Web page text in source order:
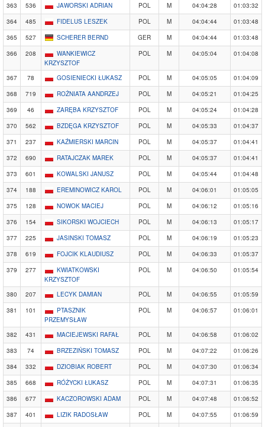
363 536 JAWORSKI ADRIAN POL M 04:04:28
01:03:32
364
485 FIDELUS LESZEK POL M 04:04:44
01:03:48
365
527 SCHERER BERND GER M 04:04:44
01:03:48
366
208
WANKIEWICZ
KRZYSZTOF
POL M 04:05:04 01:04:08
367 78 GOSIENIECKI ŁUKASZ POL M 04:05:05
01:04:09
368
719 ROŻNIATA AANDRZEJ POL M 04:05:21
01:04:25
369
46 ZARĘBA KRZYSZTOF POL M 04:05:24
01:04:28
370
562 BZDĘGA KRZYSZTOF POL M 04:05:33
01:04:37
371
237 KAŹMIERSKI MARCIN POL M 04:05:37
01:04:41
372
690 RATAJCZAK MAREK POL M 04:05:37
01:04:41
373
601 KOWALSKI JANUSZ POL M 04:05:44
01:04:48
374
188 EREMINOWICZ KAROL POL M 04:06:01
01:05:05
375
128 NOWOK MACIEJ POL M 04:06:12
01:05:16
376
154 SIKORSKI WOJCIECH POL M 04:06:13
01:05:17
377
225 JASINSKI TOMASZ POL M 04:06:19
01:05:23
378
619 FOJCIK KLAUDIUSZ POL M 04:06:33
01:05:37
379
277
KWIATKOWSKI
KRZYSZTOF
POL M 04:06:50 01:05:54
380 207 LECYK DAMIAN POL M 04:06:55
01:05:59
381
101
PTASZNIK
PRZEMYSŁAW
POL M 04:06:57 01:06:01
382 431 MACIEJEWSKI RAFAŁ POL M 04:06:58
01:06:02
383
74 BRZEZIŃSKI TOMASZ POL M 04:07:22
01:06:26
384
332 DZIOBIAK ROBERT POL M 04:07:30
01:06:34
385
668 RÓŻYCKI ŁUKASZ POL M 04:07:31
01:06:35
386
677 KACZOROWSKI ADAM POL M 04:07:48
01:06:52
387
401 LIZIK RADOSŁAW POL M 04:07:55
01:06:59